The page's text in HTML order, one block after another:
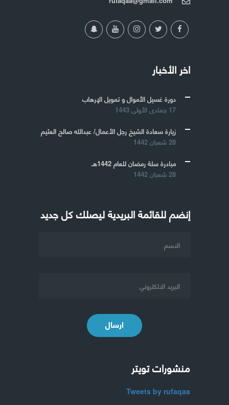
اخر الأخبار
دورة غسيل الأموال و تمويل الإرهاب
17 جمادى الأولى 1443
زيارة سعادة الشيخ رجل الأعمال/ عبدالله صالح العثيم
28 شعبان 1442
مبادرة سلة رمضان للعام 1442هـ
28 شعبان 1442
إنضم للقائمة البريدية ليصلك كل جديد
ارسال
منشورات تويتر
Tweets by rufaqaa